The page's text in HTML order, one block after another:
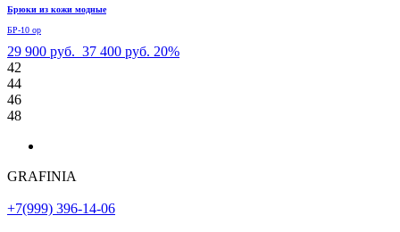
Брюки из кожи модные
БР-10 ор
29 900 руб. 37 400 руб. 20%
42
44
46
48
GRAFINIA
+7(999) 396-14-06